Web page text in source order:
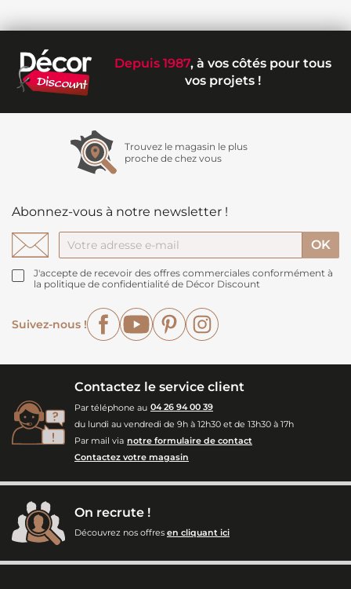
Depuis 1987, à vos côtés pour tous
vos projets !
Trouvez le magasin le plus
proche de chez vous
Abonnez-vous à notre newsletter !
J'accepte de recevoir des offres commerciales conformément à
la politique de confidentialité de Décor Discount
Suivez-nous !
FacebookYouTubePinterest
Contactez le service client
Par téléphone au 04 26 94 00 39
du lundi au vendredi de 9h à 12h30 et de 13h30 à 17h
Par mail via notre formulaire de contact
Contactez votre magasin
On recrute !
Découvrez nos offres en cliquant ici